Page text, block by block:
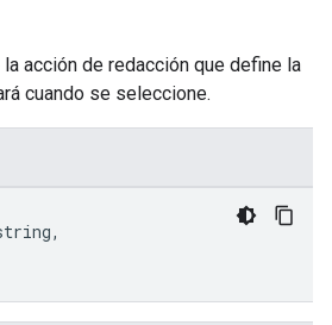
acción de redacción que define la
cuando se seleccione.